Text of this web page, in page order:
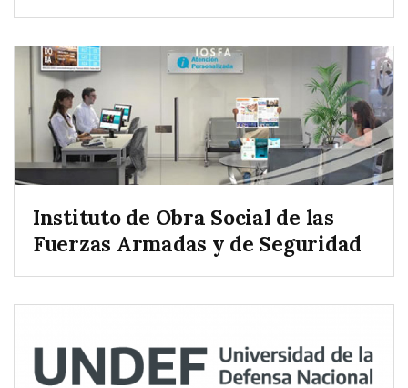
Instituto de Obra Social de las
Fuerzas Armadas y de Seguridad